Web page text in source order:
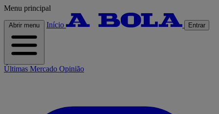
Menu principal
Abrir menu Início Entrar
Últimas Mercado Opinião